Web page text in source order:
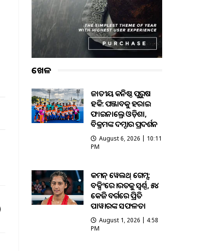
ଖେଳ
ଜାତୀୟ କନିଷ୍ଠ ପୁରୁଷ
ହକି: ପଞ୍ଜାବକୁ ହରାଇ
ଫାଇନାଲ୍ରେ ଓଡ଼ିଶା,
ବିକ୍ରମଙ୍କ ଦମ୍ଦାର ପ୍ରଦର୍ଶନ
August 6, 2026 | 10:11
PM
କମନ୍ ୱେଲଥ୍ ଗେମ୍ସ:
ବକ୍ସିଂରେ ଭାରତକୁ ସ୍ବର୍ଣ୍ଣ, ୫୪
କେଜି ବର୍ଗରେ ପ୍ରିତି
ପାୱାରଙ୍କ ସଫଳତା
August 1, 2026 | 4:58
PM